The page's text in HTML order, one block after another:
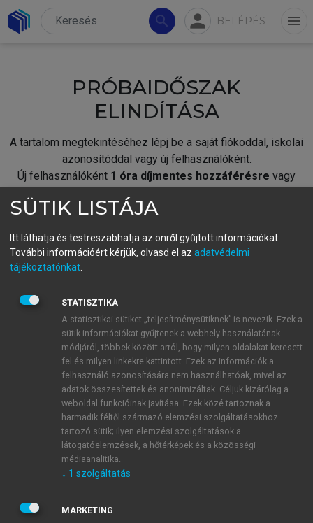
search person BELÉPÉS menu
PRÓBAIDŐSZAK
ELINDÍTÁSA
A tartalom megtekintéséhez lépj be a saját fiókoddal, iskolai
azonosítóddal vagy új felhasználóként.
Új felhasználóként 1 óra díjmentes hozzáférésre vagy
fiókoddal,vagy hozz létre új fiókot.
A regisztráció után apróbaidőszakautomatikusan
BELÉPÉS SAJÁT FIÓKKAL
ÚJ FIÓK LÉTREHOZÁSA
1 óra díjmentes hozzáférés
E-MAIL-CÍM
JELSZÓ
SÜTIK LISTÁJA
Itt láthatja és testreszabhatja az önről gyűjtött információkat.
További információért kérjük, olvasd el az adatvédelmi
tájékoztatónkat
STATISZTIKA
A statisztikai sütiket „teljesítménysütiknek” is nevezik. Ezek a
sütik információkat gyűjtenek a webhely használatának
módjáról, többek között arról, hogy milyen oldalakat keresett
fel és milyen linkekre kattintott. Ezek az információk a
felhasználó azonosítására nem használhatóak, mivel az
adatok összesítettek és anonimizáltak. Céljuk kizárólag a
weboldal funkcióinak javítása. Ezek közé tartoznak a
harmadik féltől származó elemzési szolgáltatásokhoz
tartozó sütik; ilyen elemzési szolgáltatások a
látogatóelemzések, a hőtérképek és a közösségi
médiaanalitika.
↓ 1 szolgáltatás
MARKETING